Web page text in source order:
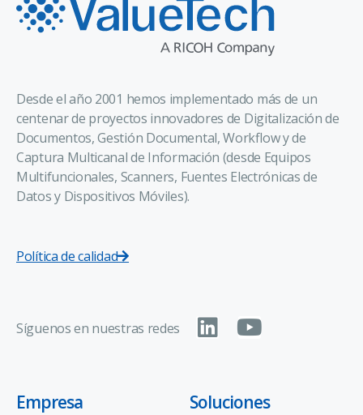
Desde el año 2001 hemos implementado más de un
centenar de proyectos innovadores de Digitalización de
Documentos, Gestión Documental, Workflow y de
Captura Multicanal de Información (desde Equipos
Multifuncionales, Scanners, Fuentes Electrónicas de
Datos y Dispositivos Móviles).
Política de calidad
Síguenos en nuestras redes
Empresa Soluciones